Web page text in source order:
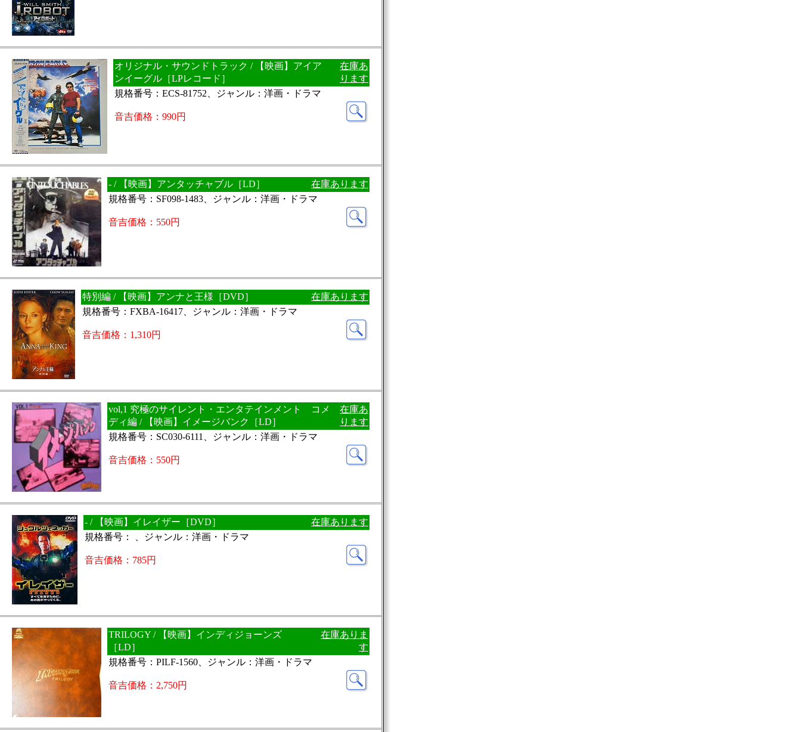
オリジナル・サウンドトラック / 【映画】アイア
ンイーグル［LPレコード］
在庫あ
ります
規格番号：ECS-81752、ジャンル：洋画・ドラマ
音吉価格：990円
- / 【映画】アンタッチャブル［LD］
在庫あります
規格番号：SF098-1483、ジャンル：洋画・ドラマ
音吉価格：550円
特別編 / 【映画】アンナと王様［DVD］
在庫あります
規格番号：FXBA-16417、ジャンル：洋画・ドラマ
音吉価格：1,310円
vol,1 究極のサイレント・エンタテインメント コメ
ディ編 / 【映画】イメージバンク［LD］
在庫あ
ります
規格番号：SC030-6111、ジャンル：洋画・ドラマ
音吉価格：550円
- / 【映画】イレイザー［DVD］
在庫あります
規格番号： 、ジャンル：洋画・ドラマ
音吉価格：785円
TRILOGY / 【映画】インディジョーンズ
［LD］
在庫ありま
す
規格番号：PILF-1560、ジャンル：洋画・ドラマ
音吉価格：2,750円